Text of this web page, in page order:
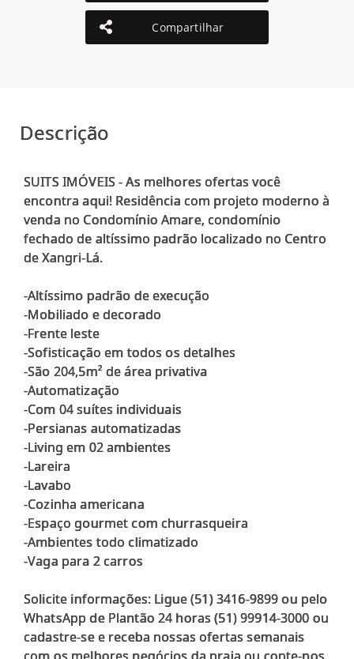
Compartilhar
Descrição
SUITS IMÓVEIS - As melhores ofertas você
encontra aqui! Residência com projeto moderno à
venda no Condomínio Amare, condomínio
fechado de altíssimo padrão localizado no Centro
de Xangri-Lá.
-Altíssimo padrão de execução
-Mobiliado e decorado
-Frente leste
-Sofisticação em todos os detalhes
-São 204,5m² de área privativa
-Automatização
-Com 04 suítes individuais
-Persianas automatizadas
-Living em 02 ambientes
-Lareira
-Lavabo
-Cozinha americana
-Espaço gourmet com churrasqueira
-Ambientes todo climatizado
-Vaga para 2 carros
Solicite informações: Ligue (51) 3416-9899 ou pelo
WhatsApp de Plantão 24 horas (51) 99914-3000 ou
cadastre-se e receba nossas ofertas semanais
com os melhores negócios da praia ou conte-nos